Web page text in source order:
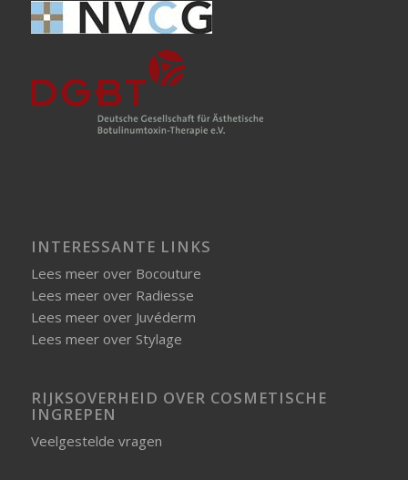
INTERESSANTE LINKS
Lees meer over Bocouture
Lees meer over Radiesse
Lees meer over Juvéderm
Lees meer over Stylage
RIJKSOVERHEID OVER COSMETISCHE
INGREPEN
Veelgestelde vragen